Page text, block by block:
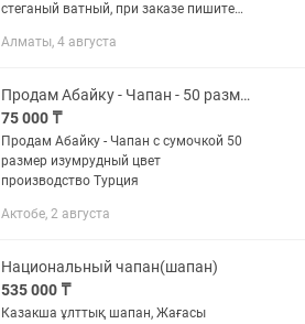
стеганый ватный, при заказе пишите
уточнять.
Алматы, 4 августа
Продам Абайку - Чапан - 50 размер
75 000 ₸
Продам Абайку - Чапан с сумочкой 50
размер изумрудный цвет
производство Турция
Актобе, 2 августа
Национальный чапан(шапан)
535 000 ₸
Казакша ұлттық шапан, Жағасы